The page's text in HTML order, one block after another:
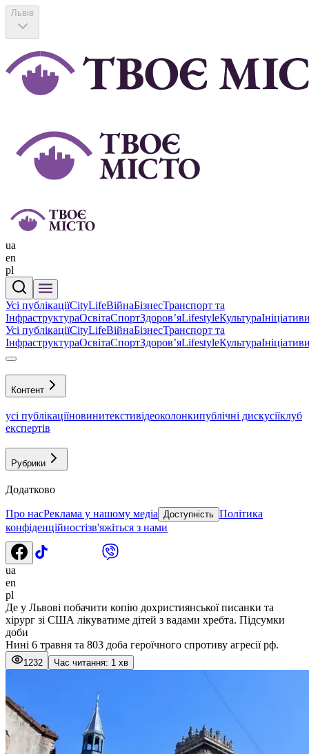
Львів
ua
en
pl
Усі публікаціїCityLifeВійнаБізнесТранспорт та
ІнфраструктураОсвітаСпортЗдоровʼяLifestyleКультура
Усі публікаціїCityLifeВійнаБізнесТранспорт та
ІнфраструктураОсвітаСпортЗдоровʼяLifestyleКультура
Контент
усі публікаціїновинитекстивідеоколонкипублічні дискусіїклуб
експертів
Рубрики
Додатково
Про насРеклама у нашому медіа Доступність Політика
конфіденційностізв'яжіться з нами
ua
en
pl
Де у Львові побачити копію дохристиянської писанки та
хірург зі США лікуватиме дітей з вадами хребта. Підсумки
доби
Нині 6 травня та 803 доба героїчного спротиву агресії рф.
1232 Час читання: 1 хв